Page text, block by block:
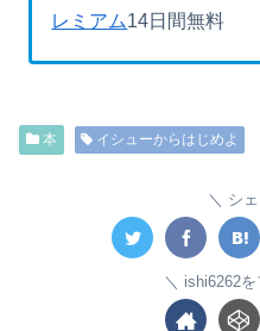
レミアム14日間無料
本 イシューからはじめよ
シ
ishi6262